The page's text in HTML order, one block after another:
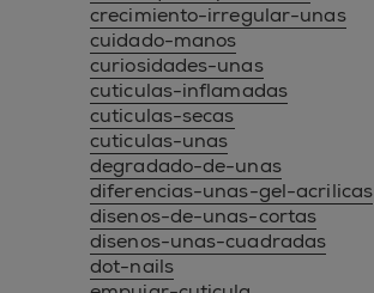
crecimiento-irregular-unas
cuidado-manos
curiosidades-unas
cuticulas-inflamadas
cuticulas-secas
cuticulas-unas
degradado-de-unas
diferencias-unas-gel-acrilicas
disenos-de-unas-cortas
disenos-unas-cuadradas
dot-nails